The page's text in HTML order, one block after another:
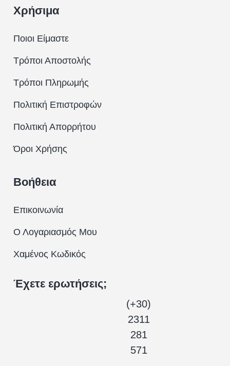
Χρήσιμα
Ποιοι Είμαστε
Τρόποι Αποστολής
Τρόποι Πληρωμής
Πολιτική Επιστροφών
Πολιτική Απορρήτου
Όροι Χρήσης
Βοήθεια
Επικοινωνία
Ο Λογαριασμός Μου
Χαμένος Κωδικός
Έχετε ερωτήσεις;
(+30)
2311
281
571